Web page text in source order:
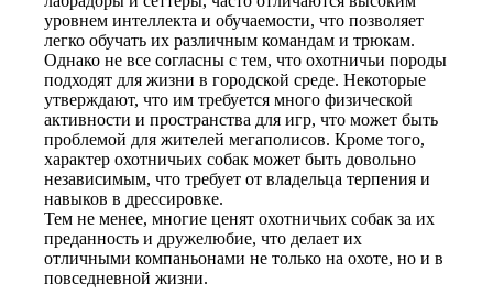
уровнем интеллекта и обучаемости, что позволяет
легко обучать их различным командам и трюкам.
Однако не все согласны с тем, что охотничьи породы
подходят для жизни в городской среде. Некоторые
утверждают, что им требуется много физической
активности и пространства для игр, что может быть
проблемой для жителей мегаполисов. Кроме того,
характер охотничьих собак может быть довольно
независимым, что требует от владельца терпения и
навыков в дрессировке.
Тем не менее, многие ценят охотничьих собак за их
преданность и дружелюбие, что делает их
отличными компаньонами не только на охоте, но и в
повседневной жизни.